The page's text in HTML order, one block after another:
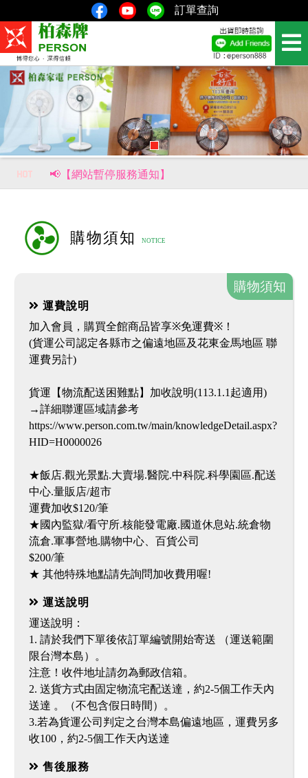
訂單查詢
📢【網站暫停服務通知】
購物須知
購物須知
運費說明
加入會員，購買全館商品皆享※免運費※！
(貨運公司認定各縣市之偏遠地區及花東金馬地區 聯
運費另計)
貨運【物流配送困難點】加收說明(113.1.1起適用)
→詳細聯運區域請參考
https://www.person.com.tw/main/knowledgeDetail.aspx?
HID=H0000026
★飯店.觀光景點.大賣場.醫院.中科院.科學園區.配送
中心.量販店/超市
運費加收$120/筆
★國內監獄/看守所.核能發電廠.國道休息站.統倉物
流倉.軍事營地.購物中心、百貨公司
$200/筆
運送說明
運送說明：
1. 請於我們下單後依訂單編號開始寄送 （運送範圍
限台灣本島）。
注意！收件地址請勿為郵政信箱。
2. 送貨方式由固定物流宅配送達，約2-5個工作天內
送達 。（不包含假日時間）。
3.若為貨運公司判定之台灣本島偏遠地區，運費另多
售後服務